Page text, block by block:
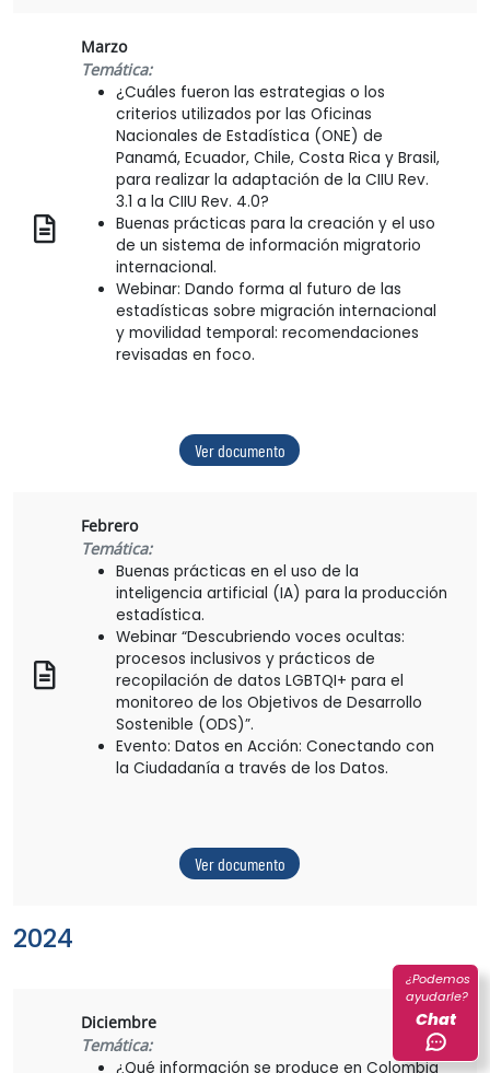
Marzo
Temática:
¿Cuáles fueron las estrategias o los
criterios utilizados por las Oficinas
Nacionales de Estadística (ONE) de
Panamá, Ecuador, Chile, Costa Rica y Brasil,
para realizar la adaptación de la CIIU Rev.
3.1 a la CIIU Rev. 4.0?
Buenas prácticas para la creación y el uso
de un sistema de información migratorio
internacional.
Webinar: Dando forma al futuro de las
estadísticas sobre migración internacional
y movilidad temporal: recomendaciones
revisadas en foco.
Ver documento
Febrero
Temática:
Buenas prácticas en el uso de la
inteligencia artificial (IA) para la producción
estadística.
Webinar “Descubriendo voces ocultas:
procesos inclusivos y prácticos de
recopilación de datos LGBTQI+ para el
monitoreo de los Objetivos de Desarrollo
Sostenible (ODS)”.
Evento: Datos en Acción: Conectando con
la Ciudadanía a través de los Datos.
Ver documento
2024
Diciembre
Temática:
¿Qué información se produce en Colombia
¿Podemos
ayudarle?
Chat